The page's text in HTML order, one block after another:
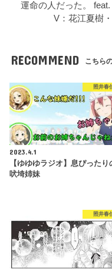
運命の人だった。
V：花江夏樹
RECOMMEND こちら
照井春
2023.4.1
【ゆゆゆラジオ】息ぴったり
吠埼姉妹
照井春